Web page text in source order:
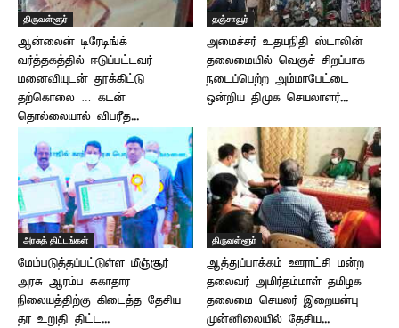
திருவள்ளூர்
ஆன்லைன் டிரேடிங்க்
வர்த்தகத்தில் ஈடுப்பட்டவர்
மனைவியுடன் தூக்கிட்டு
தற்கொலை … கடன்
தொல்லையால் விபரீத...
தஞ்சாவூர்
அமைச்சர் உதயநிதி ஸ்டாலின்
தலைமையில் வெகுச் சிறப்பாக
நடைப்பெற்ற அம்மாபேட்டை
ஒன்றிய திமுக செயலாளர்...
அரசுத் திட்டங்கள்
மேம்படுத்தப்பட்டுள்ள மீஞ்சூர்
அரசு ஆரம்ப சுகாதார
நிலையத்திற்கு கிடைத்த தேசிய
தர உறுதி திட்ட...
திருவள்ளூர்
ஆத்துப்பாக்கம் ஊராட்சி மன்ற
தலைவர் அமிர்தம்மாள் தமிழக
தலைமை செயலர் இறையன்பு
முன்னிலையில் தேசிய...